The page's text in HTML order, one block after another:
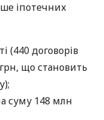
іпотечних
(440 договорів
що становить
суму 148 млн